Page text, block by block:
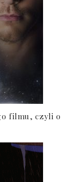
filmu, czyli o